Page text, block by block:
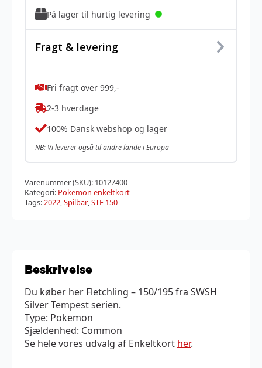
På lager til hurtig levering
Fragt & levering
Fri fragt over 999,-
2-3 hverdage
100% Dansk webshop og lager
NB: Vi leverer også til andre lande i Europa
Varenummer (SKU): 10127400
Kategori: Pokemon enkeltkort
Tags:2022,Spilbar,STE 150
Beskrivelse
Du køber her Fletchling – 150/195 fra SWSH
Silver Tempest serien.
Type: Pokemon
Sjældenhed: Common
Se hele vores udvalg af Enkeltkort her.